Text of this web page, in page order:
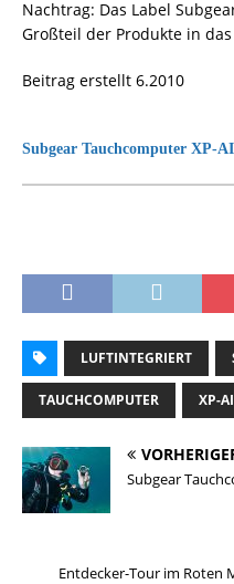
Nachtrag: Das Label
Großteil der Produkte in
Beitrag erstellt 6.2010
Subgear Tauchcomputer XP-
LUFTINTEGRIERT
TAUCHCOMPUTER XP-
Subgear
Entdecker-Tour im Roten